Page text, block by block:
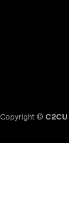
Copyright © C2CU